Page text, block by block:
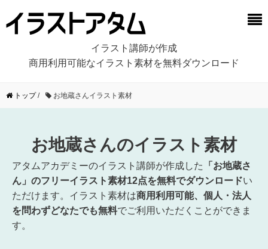
イラスト講師が作成
商用利用可能なイラスト素材を無料ダウンロード
トップ/ お地蔵さんイラスト素材
お地蔵さんのイラスト素材
アタムアカデミーのイラスト講師が作成した
「お地蔵さ
ん」のフリーイラスト素材12点を無料でダウンロードい
ただけます。イラスト素材は商用利用可能、個人・法人
を問わずどなたでも無料でご利用いただくことができま
す。